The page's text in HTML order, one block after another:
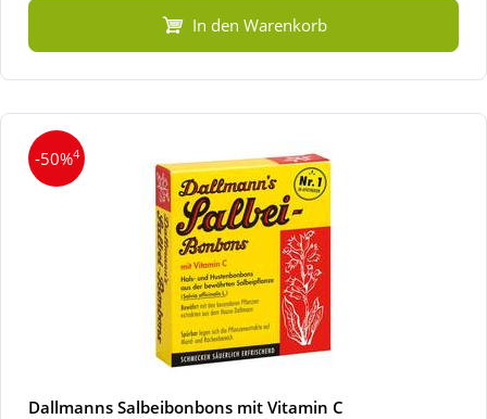
In den Warenkorb
-50%4
Dallmanns Salbeibonbons mit Vitamin C